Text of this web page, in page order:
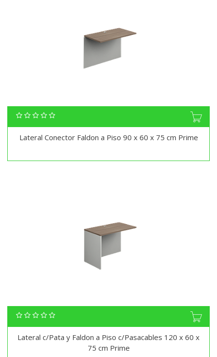
Lateral Conector Faldon a Piso 90 x 60 x 75 cm Prime
Lateral c/Pata y Faldon a Piso c/Pasacables 120 x 60 x
75 cm Prime